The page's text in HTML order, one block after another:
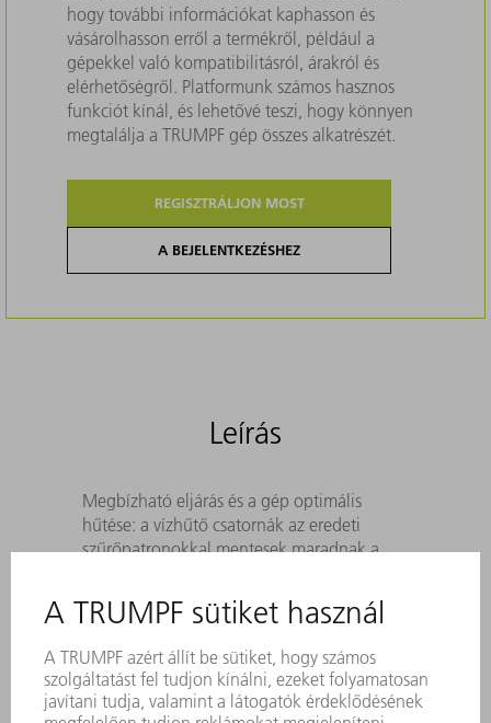
hogy további információkat kaphasson és
vásárolhasson erről a termékről, például a
gépekkel való kompatibilitásról, árakról és
elérhetőségről. Platformunk számos hasznos
funkciót kínál, és lehetővé teszi, hogy könnyen
megtalálja a TRUMPF gép összes alkatrészét.
REGISZTRÁLJON MOST
A BEJELENTKEZÉSHEZ
Leírás
Megbízható eljárás és a gép optimális
hűtése: a vízhűtő csatornák az eredeti
szűrőpatronokkal mentesek maradnak a
A hűtött komponensek hosszabb
alkalmazásával
Tökéletesen a TRUMPF lézerekhez,